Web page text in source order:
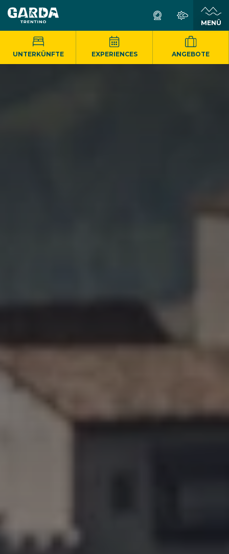
MENÜ
UNTERKÜNFTE EXPERIENCES ANGEBOTE